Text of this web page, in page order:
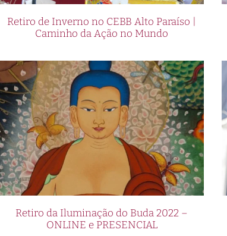
Retiro de Inverno no CEBB Alto Paraíso |
Caminho da Ação no Mundo
Retiro da Iluminação do Buda 2022 –
ONLINE e PRESENCIAL